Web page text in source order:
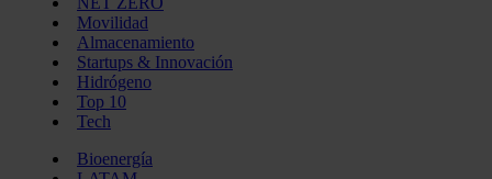
Movilidad
Almacenamiento
Startups & Innovación
Hidrógeno
Top 10
Tech
Bioenergía